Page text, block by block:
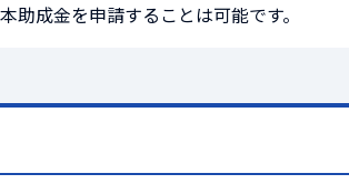
成金を申請することは可能です。